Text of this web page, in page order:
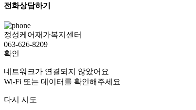
전화상담하기
정성케어재가복지센터
063-626-8209
확인
네트워크가 연결되지 않았어요
Wi-Fi 또는 데이터를 확인해주세요
다시 시도